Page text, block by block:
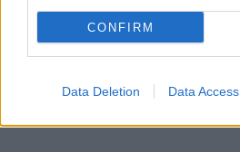
CONFIRM
Data Deletion Data Access